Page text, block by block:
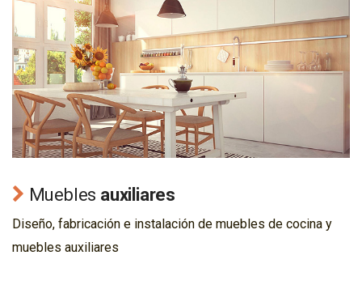
Muebles auxiliares
Diseño, fabricación e instalación de muebles de cocina y
muebles auxiliares